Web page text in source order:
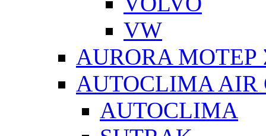
VW
AURORA
AUTOCLIMA AIR
AUTOCLIMA